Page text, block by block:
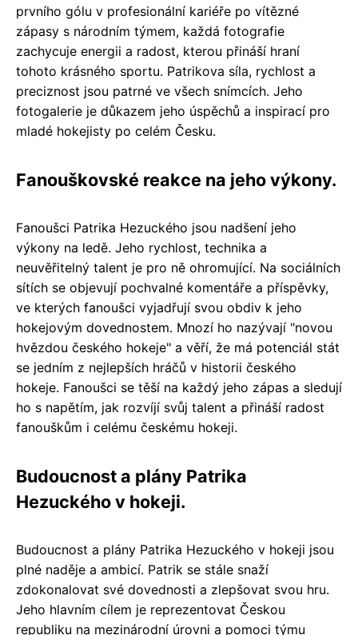
prvního gólu v profesionální kariéře po vítězné
zápasy s národním týmem, každá fotografie
zachycuje energii a radost, kterou přináší hraní
tohoto krásného sportu. Patrikova síla, rychlost a
preciznost jsou patrné ve všech snímcích. Jeho
fotogalerie je důkazem jeho úspěchů a inspirací pro
mladé hokejisty po celém Česku.
Fanouškovské reakce na jeho výkony.
Fanoušci Patrika Hezuckého jsou nadšení jeho
výkony na ledě. Jeho rychlost, technika a
neuvěřitelný talent je pro ně ohromující. Na sociálních
sítích se objevují pochvalné komentáře a příspěvky,
ve kterých fanoušci vyjadřují svou obdiv k jeho
hokejovým dovednostem. Mnozí ho nazývají "novou
hvězdou českého hokeje" a věří, že má potenciál stát
se jedním z nejlepších hráčů v historii českého
hokeje. Fanoušci se těší na každý jeho zápas a sledují
ho s napětím, jak rozvíjí svůj talent a přináší radost
fanouškům i celému českému hokeji.
Budoucnost a plány Patrika
Hezuckého v hokeji.
Budoucnost a plány Patrika Hezuckého v hokeji jsou
plné naděje a ambicí. Patrik se stále snaží
zdokonalovat své dovednosti a zlepšovat svou hru.
Jeho hlavním cílem je reprezentovat Českou
republiku na mezinárodní úrovni a pomoci týmu